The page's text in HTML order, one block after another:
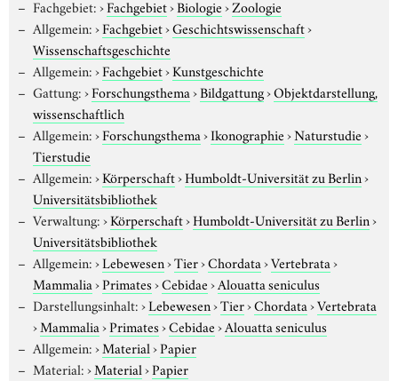
Fachgebiet:›Fachgebiet›Biologie›Zoologie
Allgemein:›Fachgebiet›Geschichtswissenschaft›
Wissenschaftsgeschichte
Allgemein:›Fachgebiet›Kunstgeschichte
Gattung:›Forschungsthema›Bildgattung›Objektdarstellung,
wissenschaftlich
Allgemein:›Forschungsthema›Ikonographie›Naturstudie›
Tierstudie
Allgemein:›Körperschaft›Humboldt-Universität zu Berlin›
Universitätsbibliothek
Verwaltung:›Körperschaft›Humboldt-Universität zu Berlin›
Universitätsbibliothek
Allgemein:›Lebewesen›Tier›Chordata›Vertebrata›
Mammalia›Primates›Cebidae›Alouatta seniculus
Darstellungsinhalt:›Lebewesen›Tier›Chordata›Vertebrata
›Mammalia›Primates›Cebidae›Alouatta seniculus
Allgemein:›Material›Papier
Material:›Material›Papier